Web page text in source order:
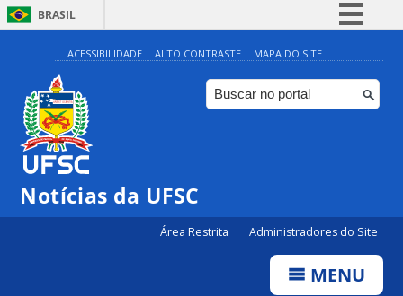
BRASIL
Simplifique!
Comunica BR
Participe
ACESSIBILIDADE ALTO CONTRASTE MAPA DO SITE
Notícias da UFSC
Área Restrita Administradores do Site
MENU